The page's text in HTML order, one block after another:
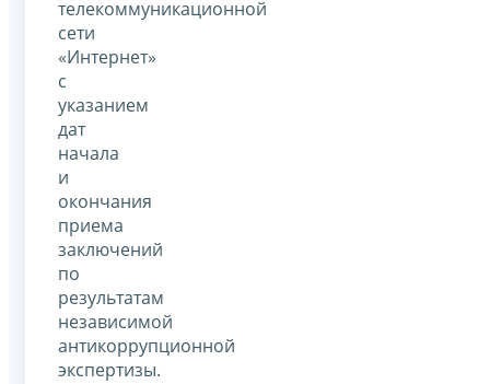
телекоммуникационной
сети
«Интернет»
с
указанием
дат
начала
и
окончания
приема
заключений
по
результатам
независимой
антикоррупционной
экспертизы.